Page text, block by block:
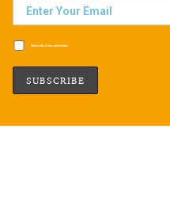
Subscribe to our newsletter